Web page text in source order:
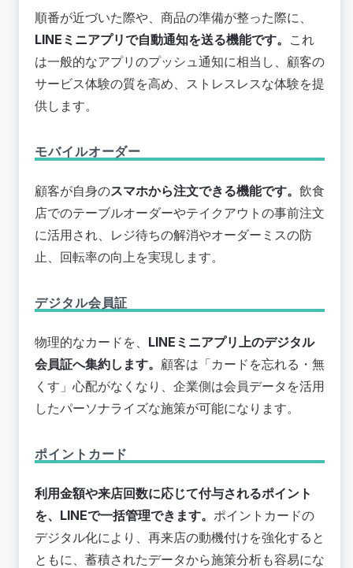
順番が近づいた際や、商品の準備が整った際に、
LINEミニアプリで自動通知を送る機能です。 これ
は一般的なアプリのプッシュ通知に相当し、顧客の
サービス体験の質を高め、ストレスレスな体験を提
供します。
モバイルオーダー
顧客が自身のスマホから注文できる機能です。 飲食
店でのテーブルオーダーやテイクアウトの事前注文
に活用され、レジ待ちの解消やオーダーミスの防
止、回転率の向上を実現します。
デジタル会員証
物理的なカードを、 LINEミニアプリ上のデジタル
会員証へ集約します。 顧客は「カードを忘れる・無
くす」心配がなくなり、企業側は会員データを活用
したパーソナライズな施策が可能になります。
ポイントカード
利用金額や来店回数に応じて付与されるポイント
を、LINEで一括管理できます。 ポイントカードの
デジタル化により、再来店の動機付けを強化すると
ともに、蓄積されたデータから施策分析も容易にな